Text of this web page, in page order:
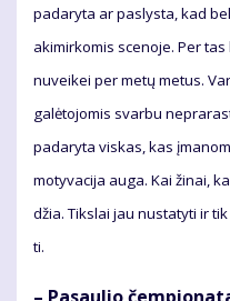
pa­da­ry­ta ar pa­slys­ta, kad
aki­mir­ko­mis sce­no­je. Per
nu­vei­kei per me­tų me­tus.
ga­lė­to­jo­mis svar­bu
pa­da­ry­ta vis­kas, kas
mo­ty­va­ci­ja au­ga. Kai ži­nai,
džia. Tiks­lai jau nu­sta­ty­ti ir
ti.